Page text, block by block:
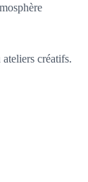
créatifs.